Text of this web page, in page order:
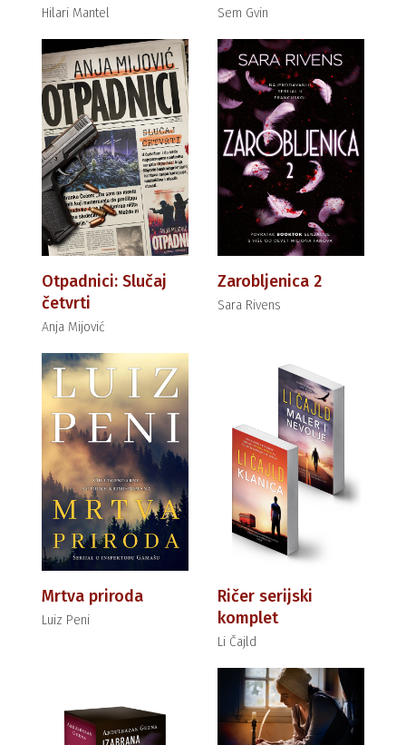
Hilari Mantel Sem Gvin
Otpadnici: Slučaj
četvrti
Anja Mijović
Zarobljenica 2
Sara Rivens
Mrtva priroda
Luiz Peni
Ričer serijski
komplet
Li Čajld